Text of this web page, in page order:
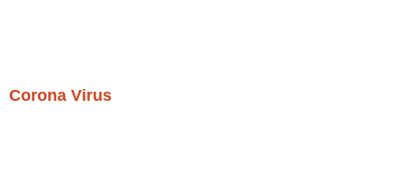
Corona Virus